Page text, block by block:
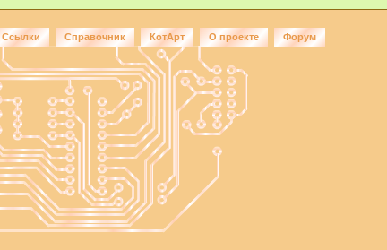
Ссылки Справочник КотАрт О проекте Форум